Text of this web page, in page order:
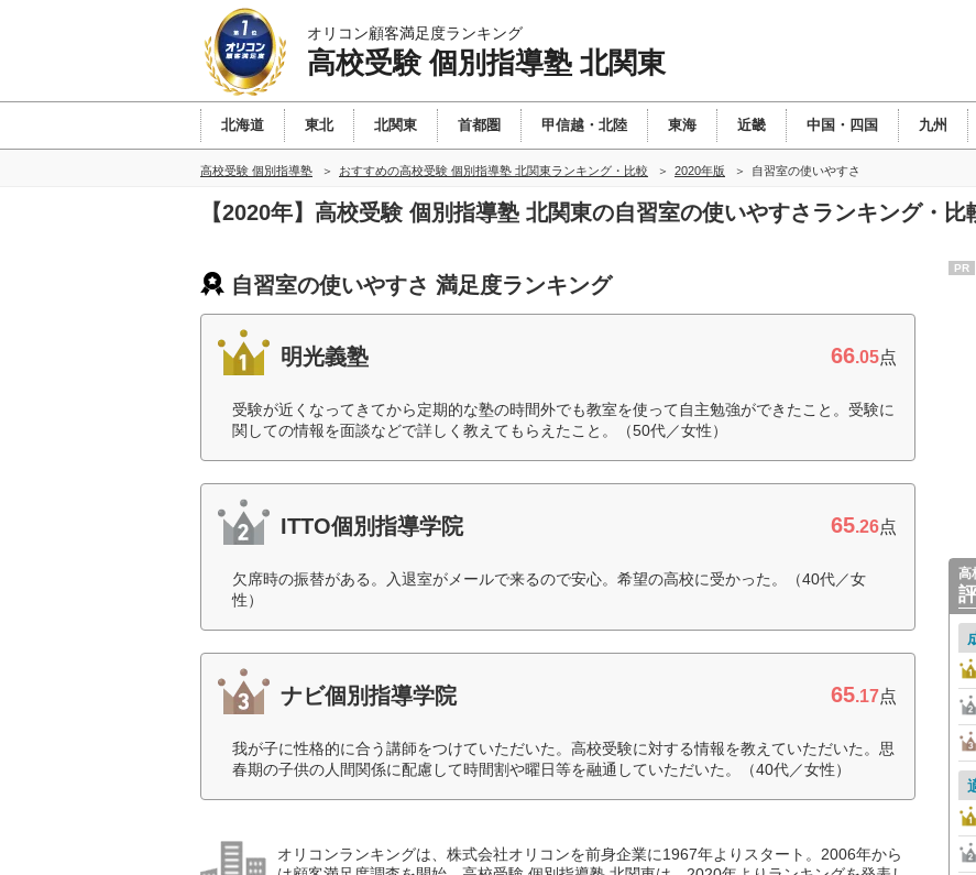
オリコン顧客満足度ランキング
高校受験 個別指導塾 北関東
北海道 東北 北関東 首都圏 甲信越・北陸 東海 近畿 中国・四国 九州
高校受験 個別指導塾 おすすめの高校受験 個別指導塾 北関東ランキング・比較 2020年版 自習室の使いやすさ
【2020年】高校受験 個別指導塾 北関東の自習室の使いやすさランキング・比
自習室の使いやすさ 満足度ランキング
明光義塾 66.05点
受験が近くなってきてから定期的な塾の時間外でも教室を使って自主勉強ができたこと。受験に
関しての情報を面談などで詳しく教えてもらえたこと。（50代／女性）
ITTO個別指導学院 65.26点
欠席時の振替がある。入退室がメールで来るので安心。希望の高校に受かった。（40代／女
性）
ナビ個別指導学院 65.17点
我が子に性格的に合う講師をつけていただいた。高校受験に対する情報を教えていただいた。思
春期の子供の人間関係に配慮して時間割や曜日等を融通していただいた。（40代／女性）
オリコンランキングは、株式会社オリコンを前身企業に1967年よりスタート。2006年から
PR
高